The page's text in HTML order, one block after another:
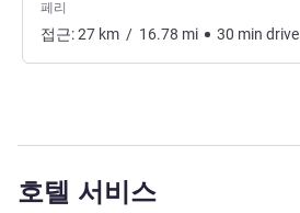
페리
접근:27 km / 16.78 mi 30 min drive
호텔 서비스